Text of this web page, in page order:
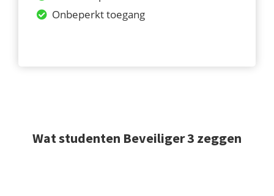
Onbeperkt toegang
Wat studenten Beveiliger 3 zeggen